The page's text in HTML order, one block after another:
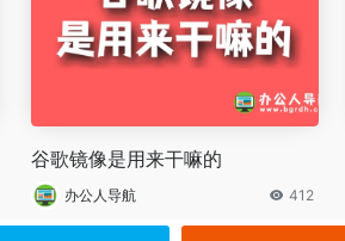
谷歌镜像是用来干嘛的
办公人导航 412